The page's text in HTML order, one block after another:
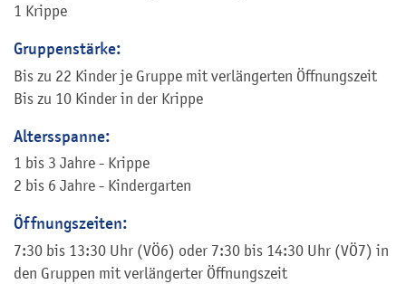
1 Krippe
Gruppenstärke:
Bis zu 22 Kinder je Gruppe mit verlängerten Öffnungszeit
Bis zu 10 Kinder in der Krippe
Altersspanne:
1 bis 3 Jahre - Krippe
2 bis 6 Jahre - Kindergarten
Öffnungszeiten:
7:30 bis 13:30 Uhr (VÖ6) oder 7:30 bis 14:30 Uhr (VÖ7) in
den Gruppen mit verlängerter Öffnungszeit